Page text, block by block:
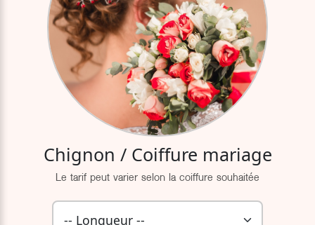
Chignon / Coiffure mariage
Le tarif peut varier selon la coiffure souhaitée